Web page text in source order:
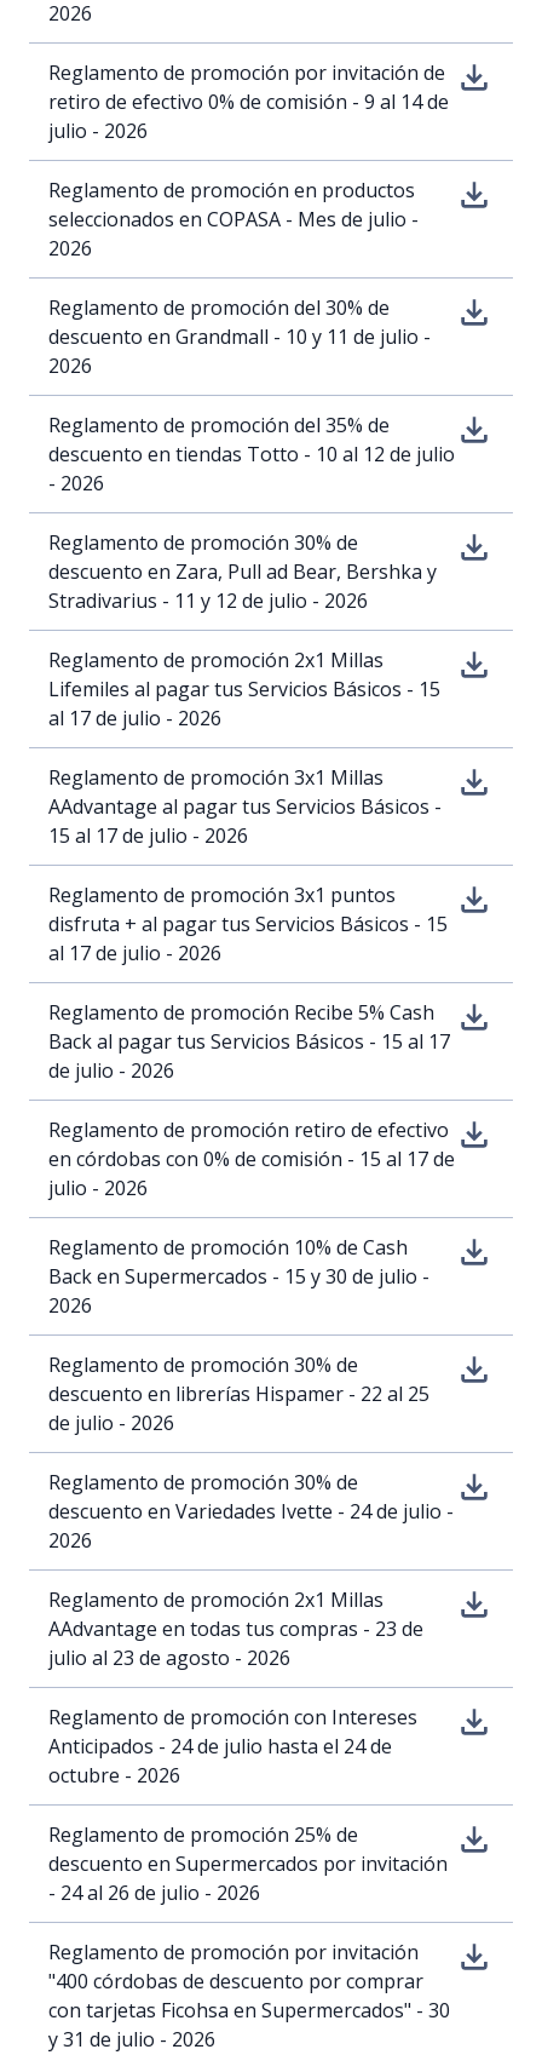
2026
Reglamento de promoción por invitación de
retiro de efectivo 0% de comisión - 9 al 14 de
julio - 2026
Reglamento de promoción en productos
seleccionados en COPASA - Mes de julio -
2026
Reglamento de promoción del 30% de
descuento en Grandmall - 10 y 11 de julio -
2026
Reglamento de promoción del 35% de
descuento en tiendas Totto - 10 al 12 de julio
- 2026
Reglamento de promoción 30% de
descuento en Zara, Pull ad Bear, Bershka y
Stradivarius - 11 y 12 de julio - 2026
Reglamento de promoción 2x1 Millas
Lifemiles al pagar tus Servicios Básicos - 15
al 17 de julio - 2026
Reglamento de promoción 3x1 Millas
AAdvantage al pagar tus Servicios Básicos -
15 al 17 de julio - 2026
Reglamento de promoción 3x1 puntos
disfruta + al pagar tus Servicios Básicos - 15
al 17 de julio - 2026
Reglamento de promoción Recibe 5% Cash
Back al pagar tus Servicios Básicos - 15 al 17
de julio - 2026
Reglamento de promoción retiro de efectivo
en córdobas con 0% de comisión - 15 al 17 de
julio - 2026
Reglamento de promoción 10% de Cash
Back en Supermercados - 15 y 30 de julio -
2026
Reglamento de promoción 30% de
descuento en librerías Hispamer - 22 al 25
de julio - 2026
Reglamento de promoción 30% de
descuento en Variedades Ivette - 24 de julio -
2026
Reglamento de promoción 2x1 Millas
AAdvantage en todas tus compras - 23 de
julio al 23 de agosto - 2026
Reglamento de promoción con Intereses
Anticipados - 24 de julio hasta el 24 de
octubre - 2026
Reglamento de promoción 25% de
descuento en Supermercados por invitación
- 24 al 26 de julio - 2026
Reglamento de promoción por invitación
"400 córdobas de descuento por comprar
con tarjetas Ficohsa en Supermercados" - 30
y 31 de julio - 2026